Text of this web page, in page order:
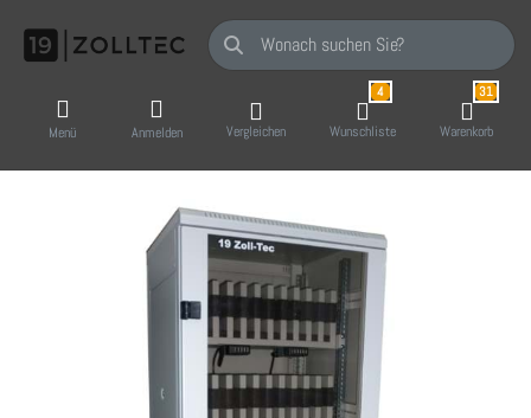
Geben Sie einen Suchbegriff ein. Während
Menü Anmelden Vergleichen
4
Wunschliste
31
Warenkorb